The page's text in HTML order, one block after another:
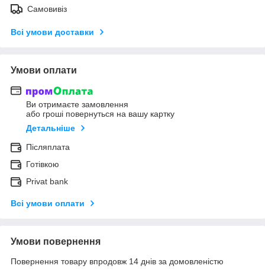
Самовивіз
Всі умови доставки
Умови оплати
Ви отримаєте замовлення
або гроші повернуться на вашу картку
Детальніше
Післяплата
Готівкою
Privat bank
Всі умови оплати
Умови повернення
Повернення товару впродовж 14 днів за домовленістю